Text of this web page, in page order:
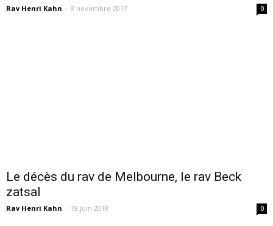
Rav Henri Kahn - 8 novembre 2017 0
Le décès du rav de Melbourne, le rav Beck
zatsal
Rav Henri Kahn - 18 juin 2018 0